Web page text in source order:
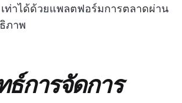
เท่าได้ด้วยแพลตฟอร์มการตลาดผ่าน
ภาพ
ธ์การจัดการ